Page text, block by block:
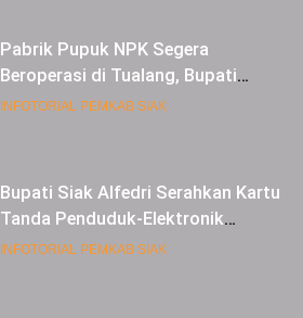
Pabrik Pupuk NPK Segera
Beroperasi di Tualang, Bupati
Alfedri Investasi ini Tingkatkan
INFOTORIAL PEMKAB SIAK
Bupati Siak Alfedri Serahkan Kartu
Tanda Penduduk-Elektronik
Kepada Pelajar SMK 1 Koto Gasib
INFOTORIAL PEMKAB SIAK